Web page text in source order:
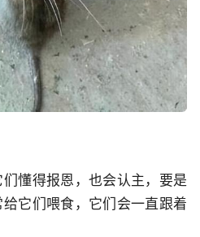
懂得报恩，也会认主，要是
它们喂食，它们会一直跟着